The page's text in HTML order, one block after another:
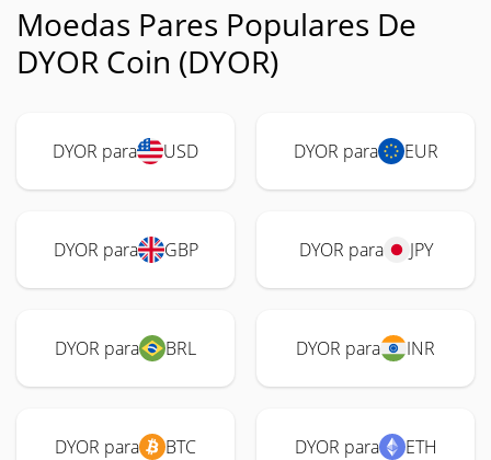
Moedas Pares Populares De
DYOR Coin (DYOR)
DYOR para USD DYOR para EUR
DYOR para GBP DYOR para JPY
DYOR para BRL DYOR para INR
DYOR para BTC DYOR para ETH